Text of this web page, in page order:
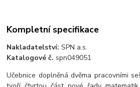
Kompletní specifikace
Nakladatelství:SPN a.s.
Katalogové č. spn049051
Učebnice doplněná dvěma pracovními